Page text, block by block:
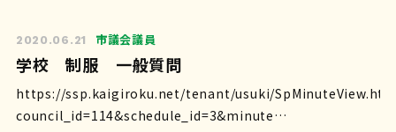
2020.06.21 市議会議員
学校 制服 一般質問
https://ssp.kaigiroku.net/tenant/usuki/
council_id=114&schedule_id=3&minute…